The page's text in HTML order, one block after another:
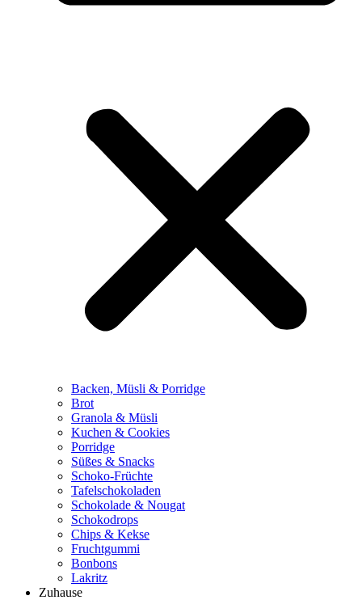
Backen, Müsli & Porridge
Brot
Granola & Müsli
Kuchen & Cookies
Porridge
Süßes & Snacks
Schoko-Früchte
Tafelschokoladen
Schokolade & Nougat
Schokodrops
Chips & Kekse
Fruchtgummi
Bonbons
Lakritz
Zuhause